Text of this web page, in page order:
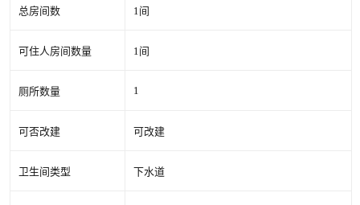
总房间数
可住人房间数量
厕所数量
可否改建
卫生间类型
1间
1间
1
可改建
下水道